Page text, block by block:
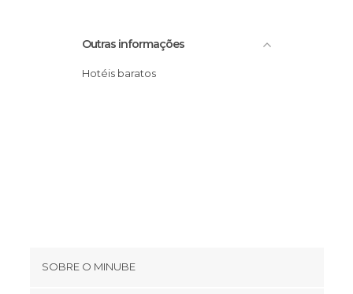
Outras informações
Hotéis baratos
SOBRE O MINUBE